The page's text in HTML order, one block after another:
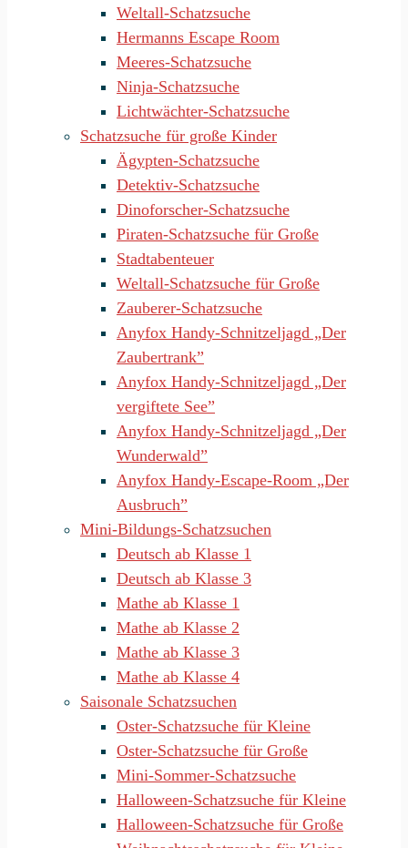
Weltall-Schatzsuche
Hermanns Escape Room
Meeres-Schatzsuche
Ninja-Schatzsuche
Lichtwächter-Schatzsuche
Schatzsuche für große Kinder
Ägypten-Schatzsuche
Detektiv-Schatzsuche
Dinoforscher-Schatzsuche
Piraten-Schatzsuche für Große
Stadtabenteuer
Weltall-Schatzsuche für Große
Zauberer-Schatzsuche
Anyfox Handy-Schnitzeljagd „Der
Zaubertrank”
Anyfox Handy-Schnitzeljagd „Der
vergiftete See”
Anyfox Handy-Schnitzeljagd „Der
Wunderwald”
Anyfox Handy-Escape-Room „Der
Ausbruch”
Mini-Bildungs-Schatzsuchen
Deutsch ab Klasse 1
Deutsch ab Klasse 3
Mathe ab Klasse 1
Mathe ab Klasse 2
Mathe ab Klasse 3
Mathe ab Klasse 4
Saisonale Schatzsuchen
Oster-Schatzsuche für Kleine
Oster-Schatzsuche für Große
Mini-Sommer-Schatzsuche
Halloween-Schatzsuche für Kleine
Halloween-Schatzsuche für Große